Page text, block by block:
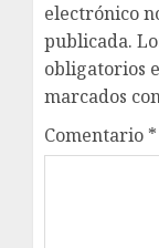
electrónico
publicada.
obligatorios
marcados
Comentario *